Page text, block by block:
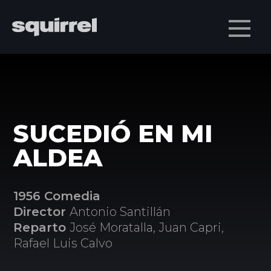
SUCEDIÓ EN MI
ALDEA
1956 Comedia
DirectorAntonio Santillán
RepartoJosé Moratalla, Juan Capri,
Rafael Luis Calvo